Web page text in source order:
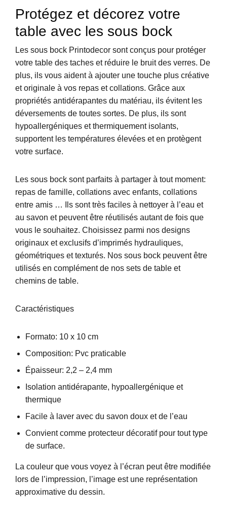
Protégez et décorez votre
table avec les sous bock
Les sous bock Printodecor sont conçus pour protéger
votre table des taches et réduire le bruit des verres. De
plus, ils vous aident à ajouter une touche plus créative
et originale à vos repas et collations. Grâce aux
propriétés antidérapantes du matériau, ils évitent les
déversements de toutes sortes. De plus, ils sont
hypoallergéniques et thermiquement isolants,
supportent les températures élevées et en protègent
votre surface.
Les sous bock sont parfaits à partager à tout moment:
repas de famille, collations avec enfants, collations
entre amis … Ils sont très faciles à nettoyer à l’eau et
au savon et peuvent être réutilisés autant de fois que
vous le souhaitez. Choisissez parmi nos designs
originaux et exclusifs d’imprimés hydrauliques,
géométriques et texturés. Nos sous bock peuvent être
utilisés en complément de nos sets de table et
chemins de table.
Caractéristiques
Formato: 10 x 10 cm
Composition: Pvc praticable
Épaisseur: 2,2 – 2,4 mm
Isolation antidérapante, hypoallergénique et
thermique
Facile à laver avec du savon doux et de l’eau
Convient comme protecteur décoratif pour tout type
de surface.
La couleur que vous voyez à l’écran peut être modifiée
lors de l’impression, l’image est une représentation
approximative du dessin.